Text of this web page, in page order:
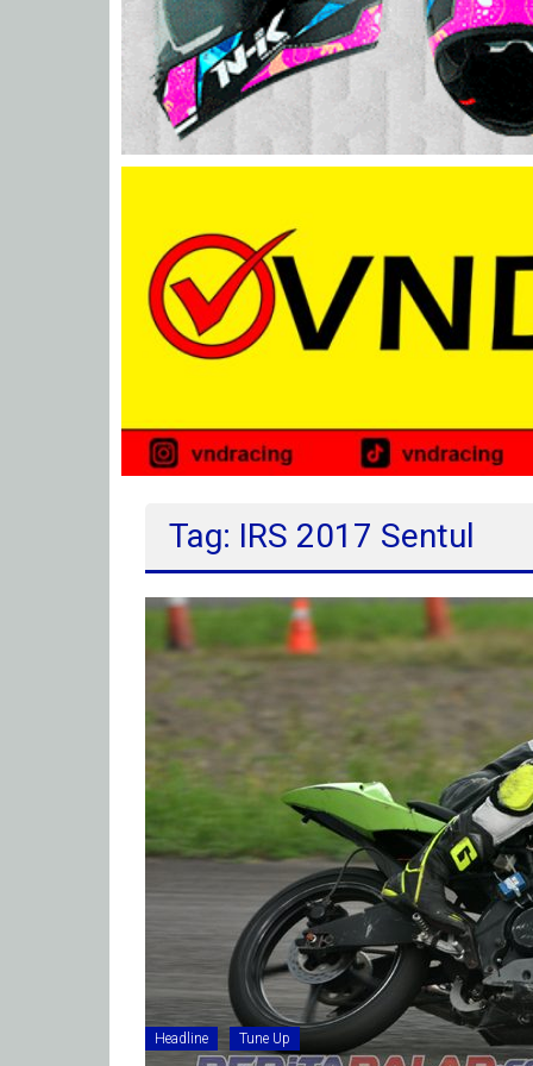
Tag: IRS 2017 Sentul
Headline Tune Up